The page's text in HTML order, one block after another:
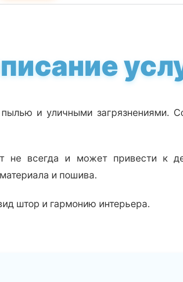
и уличными загрязнениями.
не всегда и может привести к
и пошива.
штор и гармонию интерьера.